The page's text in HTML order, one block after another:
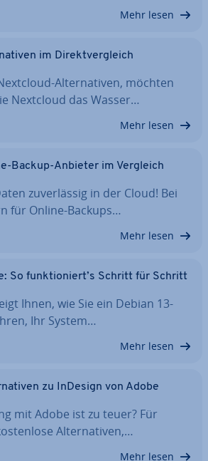
Mehr lesen
im Di­rekt­ver­gleich
Al­ter­na­ti­ven, möchten
Nextcloud das Wasser…
Mehr lesen
Backup-Anbieter im Vergleich
zu­ver­läs­sig in der Cloud! Bei
für Online-Backups…
Mehr lesen
So funk­tio­niert’s Schritt für Schritt
Ihnen, wie Sie ein Debian 13-
Ihr System…
Mehr lesen
zu InDesign von Adobe
mit Adobe ist zu teuer? Für
Al­ter­na­ti­ven,…
Mehr lesen